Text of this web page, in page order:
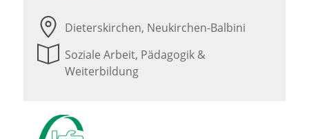
Dieterskirchen, Neukirchen-Balbini
Soziale Arbeit, Pädagogik &
Weiterbildung